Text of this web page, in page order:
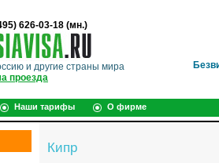
626-03-18 (мн.)
и другие страны мира
проезда
Наши тарифы О фирме
Кипр